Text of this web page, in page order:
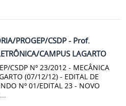
PROGEP/CSDP - Prof.
CAMPUS LAGARTO
CSDP Nº 23/2012 - MECÂNICA
(07/12/12) - EDITAL DE
Nº 01/EDITAL 23 - NOVO